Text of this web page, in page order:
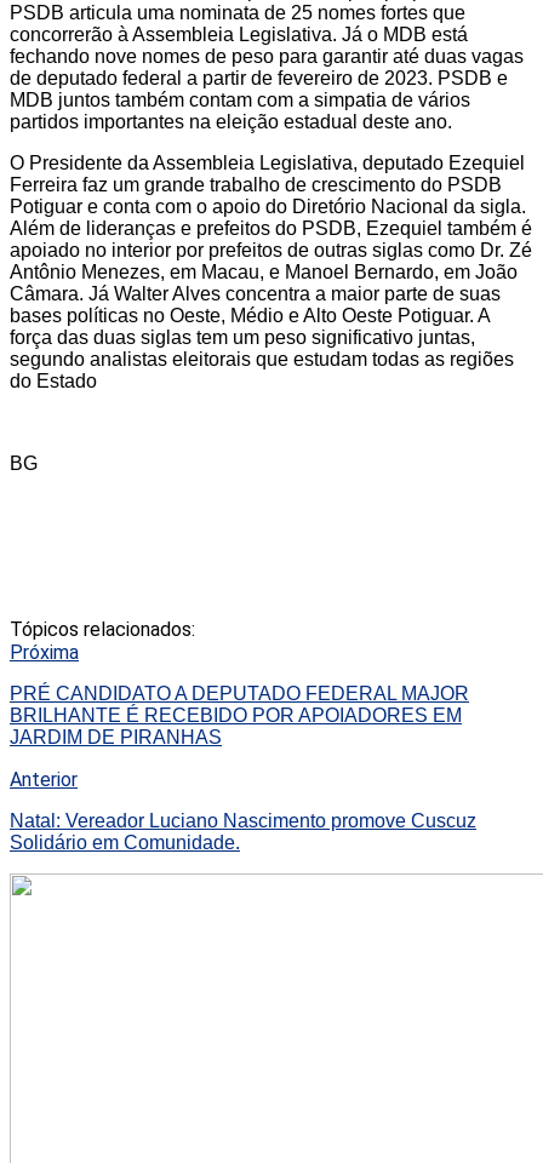
PSDB articula uma nominata de 25 nomes fortes que
concorrerão à Assembleia Legislativa. Já o MDB está
fechando nove nomes de peso para garantir até duas vagas
de deputado federal a partir de fevereiro de 2023. PSDB e
MDB juntos também contam com a simpatia de vários
partidos importantes na eleição estadual deste ano.
O Presidente da Assembleia Legislativa, deputado Ezequiel
Ferreira faz um grande trabalho de crescimento do PSDB
Potiguar e conta com o apoio do Diretório Nacional da sigla.
Além de lideranças e prefeitos do PSDB, Ezequiel também é
apoiado no interior por prefeitos de outras siglas como Dr. Zé
Antônio Menezes, em Macau, e Manoel Bernardo, em João
Câmara. Já Walter Alves concentra a maior parte de suas
bases políticas no Oeste, Médio e Alto Oeste Potiguar. A
força das duas siglas tem um peso significativo juntas,
segundo analistas eleitorais que estudam todas as regiões
do Estado
BG
Tópicos relacionados:
Próxima
PRÉ CANDIDATO A DEPUTADO FEDERAL MAJOR
BRILHANTE É RECEBIDO POR APOIADORES EM
JARDIM DE PIRANHAS
Anterior
Natal: Vereador Luciano Nascimento promove Cuscuz
Solidário em Comunidade.